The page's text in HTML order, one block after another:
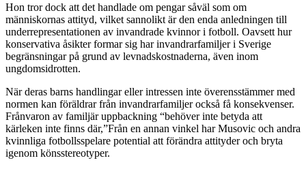
Hon tror dock att det handlade om pengar såväl som om
människornas attityd, vilket sannolikt är den enda anledningen till
underrepresentationen av invandrade kvinnor i fotboll. Oavsett hur
konservativa åsikter formar sig har invandrarfamiljer i Sverige
begränsningar på grund av levnadskostnaderna, även inom
ungdomsidrotten.
När deras barns handlingar eller intressen inte överensstämmer med
normen kan föräldrar från invandrarfamiljer också få konsekvenser.
Frånvaron av familjär uppbackning “behöver inte betyda att
kärleken inte finns där,”Från en annan vinkel har Musovic och andra
kvinnliga fotbollsspelare potential att förändra attityder och bryta
igenom könsstereotyper.